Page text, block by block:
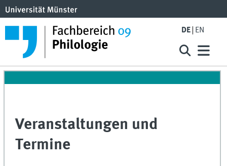
DE EN
Veranstaltungen und
Termine